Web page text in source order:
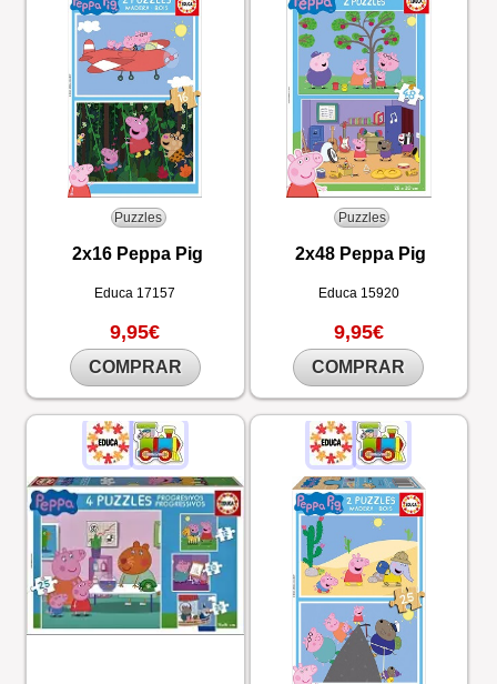
Puzzles
2x16 Peppa Pig
Educa 17157
9,95€
COMPRAR
Puzzles
2x48 Peppa Pig
Educa 15920
9,95€
COMPRAR